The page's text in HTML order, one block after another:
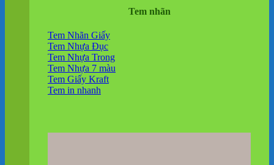
Tem nhãn
Tem Nhãn Giấy
Tem Nhựa Đục
Tem Nhựa Trong
Tem Nhựa 7 màu
Tem Giấy Kraft
Tem in nhanh